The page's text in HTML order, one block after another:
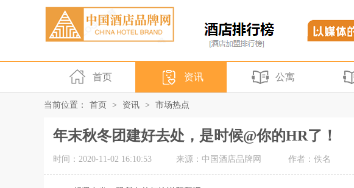
首页 资讯 公寓
当前位置： 首页 > 资讯 > 市场热点
年末秋冬团建好去处，是时候@你的HR了！
时间：2020-11-02 16:10:53 来源：中国酒店品牌网 作者：佚名